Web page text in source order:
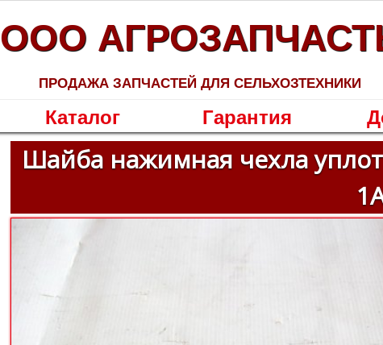
ООО
ПРОДАЖА ЗАПЧАСТЕЙ ДЛЯ СЕЛЬХОЗТЕХНИКИ
Каталог Гарантия
Шайба нажимная чехла